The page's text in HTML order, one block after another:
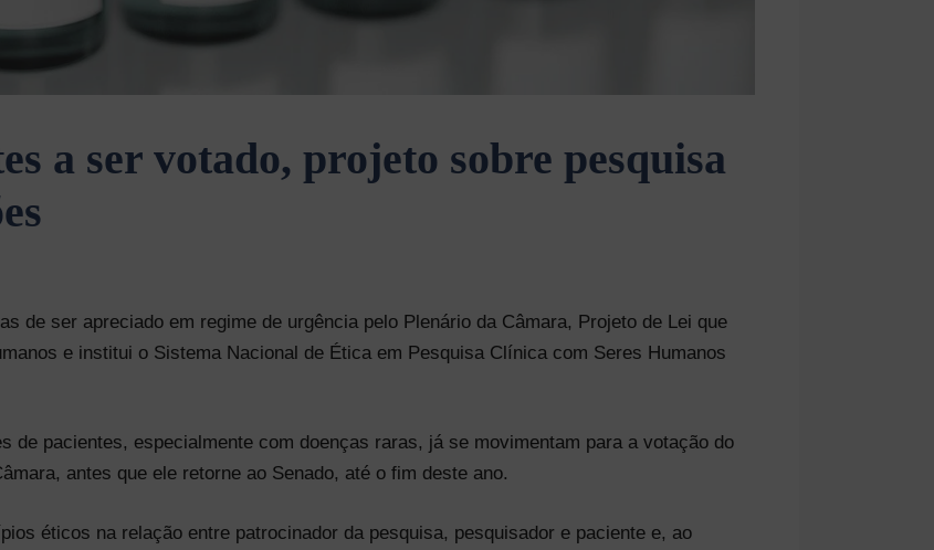
a ser votado, projeto sobre pesquisa
de ser apreciado em regime de urgência pelo Plenário da Câmara, Projeto de Lei que
e institui o Sistema Nacional de Ética em Pesquisa Clínica com Seres Humanos
de pacientes, especialmente com doenças raras, já se movimentam para a votação do
antes que ele retorne ao Senado, até o fim deste ano.
éticos na relação entre patrocinador da pesquisa, pesquisador e paciente e, ao